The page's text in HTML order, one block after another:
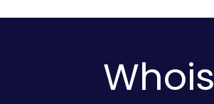
Whois